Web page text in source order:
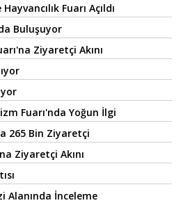
Fuarı Açıldı
Buluşuyor
Ziyaretçi Akını
Fuarı'nda Yoğun İlgi
265 Bin Ziyaretçi
Ziyaretçi Akını
Alanında İnceleme